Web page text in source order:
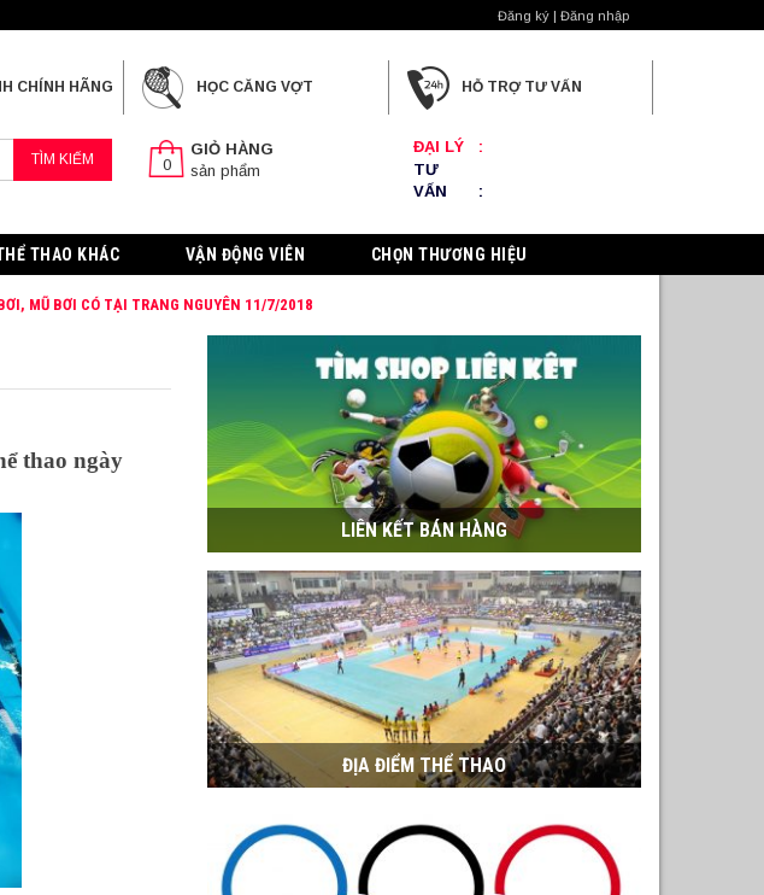
Đăng ký | Đăng nhập
CHÍNH HÃNG HỌC CĂNG VỢT HỖ TRỢ TƯ VẤN
TÌM KIẾM 0
GIỎ HÀNG
sản phẩm
ĐẠI LÝ
:
TƯ
VẤN
:
THAO KHÁC VẬN ĐỘNG VIÊN CHỌN THƯƠNG HIỆU
MŨ BƠI CÓ TẠI TRANG NGUYÊN 11/7/2018
thao ngày
LIÊN KẾT BÁN HÀNG
ĐỊA ĐIỂM THỂ THAO